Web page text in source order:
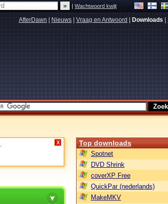
|Wachtwoord kwijt
AfterDawn Nieuws Vraag en Antwoord Downloads
X Top downloads
Spotnet
DVD Shrink
coverXP Free
QuickPar (nederlands)
MakeMKV